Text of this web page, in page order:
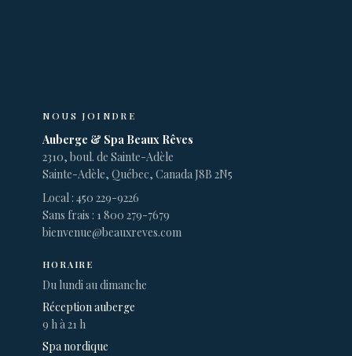
NOUS JOINDRE
Auberge & Spa Beaux Rêves
2310, boul. de Sainte-Adèle
Sainte-Adèle, Québec, Canada J8B 2N5
Local : 450 229-9226
Sans frais : 1 800 279-7679
bienvenue@beauxreves.com
HORAIRE
Du lundi au dimanche
Réception auberge
9 h à 21 h
Spa nordique